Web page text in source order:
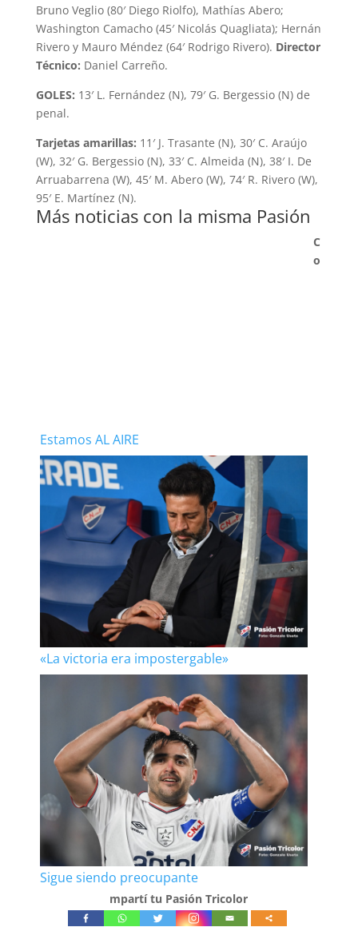
Bruno Veglio (80′ Diego Riolfo), Mathías Abero;
Washington Camacho (45′ Nicolás Quagliata); Hernán
Rivero y Mauro Méndez (64′ Rodrigo Rivero). Director
Técnico: Daniel Carreño.
GOLES: 13′ L. Fernández (N), 79′ G. Bergessio (N) de
penal.
Tarjetas amarillas: 11′ J. Trasante (N), 30′ C. Araújo
(W), 32′ G. Bergessio (N), 33′ C. Almeida (N), 38′ I. De
Arruabarrena (W), 45′ M. Abero (W), 74′ R. Rivero (W),
95′ E. Martínez (N).
Más noticias con la misma Pasión
Estamos AL AIRE
«La victoria era impostergable»
Sigue siendo preocupante
C
o
mpartí tu Pasión Tricolor